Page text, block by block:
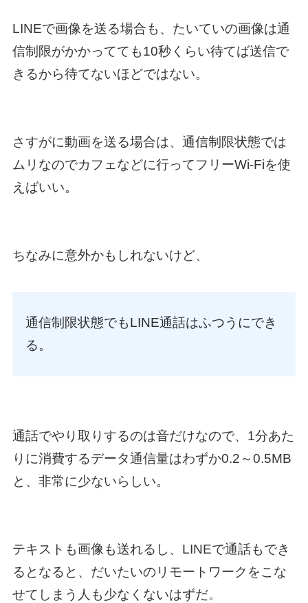
LINEで画像を送る場合も、たいていの画像は通
信制限がかかってても10秒くらい待てば送信で
きるから待てないほどではない。
さすがに動画を送る場合は、通信制限状態では
ムリなのでカフェなどに行ってフリーWi-Fiを使
えばいい。
ちなみに意外かもしれないけど、
通信制限状態でもLINE通話はふつうにでき
る。
通話でやり取りするのは音だけなので、1分あた
りに消費するデータ通信量はわずか0.2～0.5MB
と、非常に少ないらしい。
テキストも画像も送れるし、LINEで通話もでき
るとなると、だいたいのリモートワークをこな
せてしまう人も少なくないはずだ。